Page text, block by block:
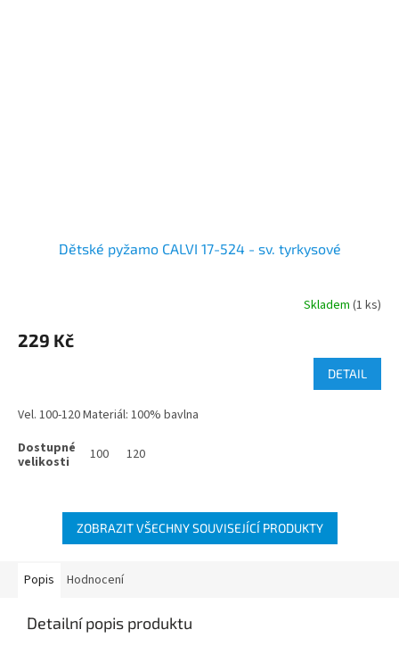
Dětské pyžamo CALVI 17-524 - sv. tyrkysové
Skladem (1 ks)
229 Kč
DETAIL
Vel. 100-120 Materiál: 100% bavlna
100 120
ZOBRAZIT VŠECHNY SOUVISEJÍCÍ PRODUKTY
Popis Hodnocení
Detailní popis produktu